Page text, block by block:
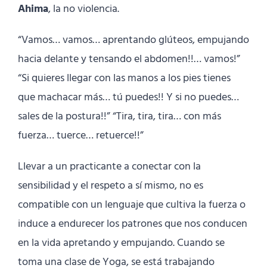
Ahima, la no violencia.
“Vamos… vamos… aprentando glúteos, empujando
hacia delante y tensando el abdomen!!… vamos!”
“Si quieres llegar con las manos a los pies tienes
que machacar más… tú puedes!! Y si no puedes…
sales de la postura!!” “Tira, tira, tira… con más
fuerza… tuerce… retuerce!!”
Llevar a un practicante a conectar con la
sensibilidad y el respeto a sí mismo, no es
compatible con un lenguaje que cultiva la fuerza o
induce a endurecer los patrones que nos conducen
en la vida apretando y empujando. Cuando se
toma una clase de Yoga, se está trabajando